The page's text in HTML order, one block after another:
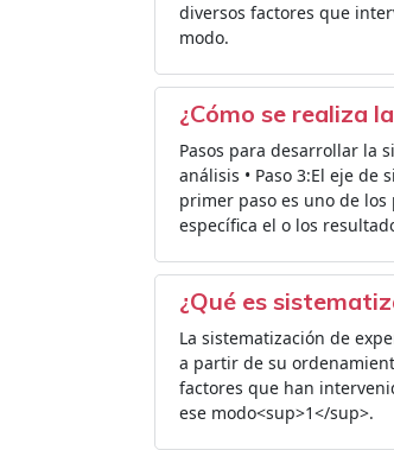
diversos factores que
modo.
¿Cómo se realiza
Pasos para desarrollar la
análisis • Paso 3:El eje de
primer paso es uno de
específica el o los
¿Qué es
La sistematización de
a partir de su
factores que han
ese modo<sup>1</sup>.